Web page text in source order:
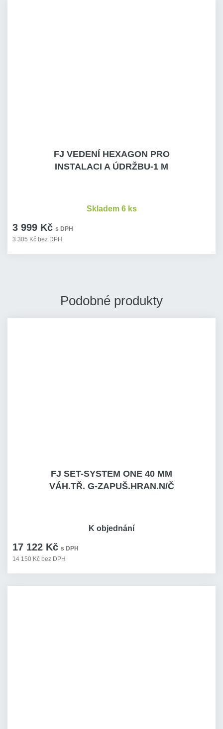
FJ VEDENÍ HEXAGON PRO
INSTALACI A ÚDRŽBU-1 M
3 999 Kč s DPH
3 305 Kč bez DPH
Skladem 6 ks
Podobné produkty
FJ SET-SYSTEM ONE 40 MM
VÁH.TŘ. G-ZAPUŠ.HRAN.N/Č
17 122 Kč s DPH
14 150 Kč bez DPH
K objednání